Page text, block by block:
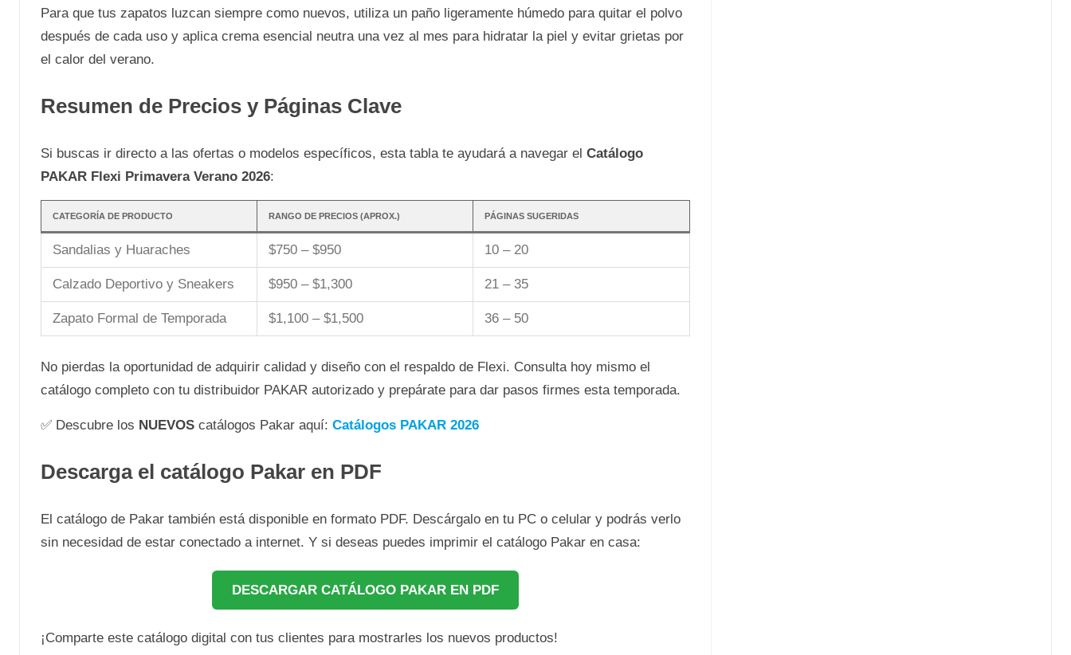
Para que tus zapatos luzcan siempre como nuevos, utiliza un paño ligeramente húmedo para quitar el polvo
después de cada uso y aplica crema esencial neutra una vez al mes para hidratar la piel y evitar grietas por
el calor del verano.
Resumen de Precios y Páginas Clave
Si buscas ir directo a las ofertas o modelos específicos, esta tabla te ayudará a navegar el Catálogo
PAKAR Flexi Primavera Verano 2026:
CATEGORÍA DE PRODUCTO RANGO DE PRECIOS (APROX.) PÁGINAS SUGERIDAS
Sandalias y Huaraches $750 – $950 10 – 20
Calzado Deportivo y Sneakers $950 – $1,300 21 – 35
Zapato Formal de Temporada $1,100 – $1,500 36 – 50
No pierdas la oportunidad de adquirir calidad y diseño con el respaldo de Flexi. Consulta hoy mismo el
catálogo completo con tu distribuidor PAKAR autorizado y prepárate para dar pasos firmes esta temporada.
✅ Descubre los NUEVOScatálogos Pakar aquí: Catálogos PAKAR 2026
Descarga el catálogo Pakar en PDF
El catálogo de Pakar también está disponible en formato PDF. Descárgalo en tu PC o celular y podrás verlo
sin necesidad de estar conectado a internet. Y si deseas puedes imprimir el catálogo Pakar en casa:
DESCARGAR CATÁLOGO PAKAR EN PDF
¡Comparte este catálogo digital con tus clientes para mostrarles los nuevos productos!